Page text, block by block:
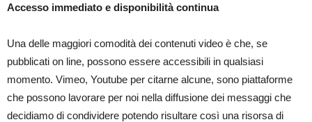
Accesso immediato e disponibilità continua
Una delle maggiori comodità dei contenuti video è che, se
pubblicati on line, possono essere accessibili in qualsiasi
momento. Vimeo, Youtube per citarne alcune, sono piattaforme
che possono lavorare per noi nella diffusione dei messaggi che
decidiamo di condividere potendo risultare così una risorsa di